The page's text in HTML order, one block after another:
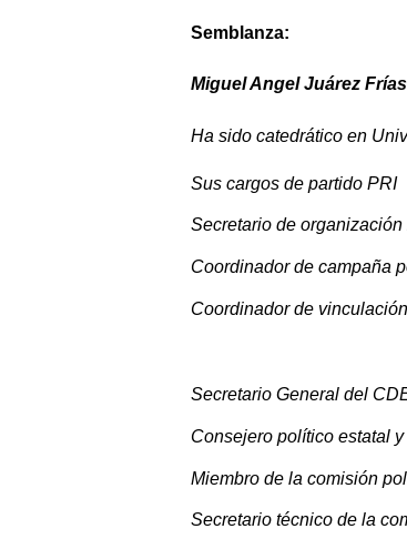
Semblanza:
Miguel Angel Juárez Frías
Ha sido catedrático en
Sus cargos de partido PRI
Secretario de
Coordinador de campaña
Coordinador de
Secretario General del
Consejero político estatal
Miembro de la comisión
Secretario técnico de la